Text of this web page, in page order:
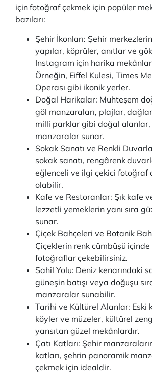
için fotoğraf çekmek için popüler
bazıları:
Şehir İkonları: Şehir
yapılar, köprüler, anıtlar ve
Instagram için harika
Örneğin, Eiffel Kulesi, Times
Operası gibi ikonik yerler.
Doğal Harikalar: Muhteşem
göl manzaraları, plajlar,
milli parklar gibi doğal
manzaralar sunar.
Sokak Sanatı ve Renkli
sokak sanatı, rengârenk
eğlenceli ve ilgi çekici fotoğraf
olabilir.
Kafe ve Restoranlar: Şık kafe
lezzetli yemeklerin yanı sıra
sunar.
Çiçek Bahçeleri ve Botanik
Çiçeklerin renk cümbüşü içinde
fotoğraflar çekebilirsiniz.
Sahil Yolu: Deniz kenarındaki
güneşin batışı veya doğuşu
manzaralar sunabilir.
Tarihi ve Kültürel Alanlar: Eski
köyler ve müzeler, kültürel
yansıtan güzel mekânlardır.
Çatı Katları: Şehir
katları, şehrin panoramik
çekmek için idealdir.